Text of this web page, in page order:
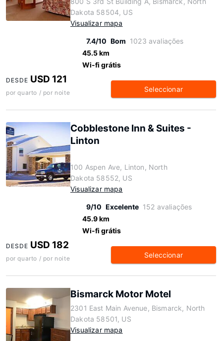
Dakota 58504, US
Visualizar mapa
7.4/10 Bom 1023 avaliações
45.5 km
Wi-fi grátis
DESDE USD 121
por quarto / por noite Seleccionar
Cobblestone Inn & Suites -
Linton
100 Aspen Ave, Linton, North
Dakota 58552, US
Visualizar mapa
9/10 Excelente 152 avaliações
45.9 km
Wi-fi grátis
DESDE USD 182
por quarto / por noite Seleccionar
Bismarck Motor Motel
2301 East Main Avenue, Bismarck, North
Dakota 58501, US
Visualizar mapa